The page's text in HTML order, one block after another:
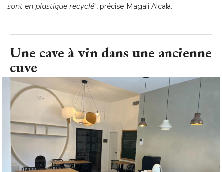
sont en plastique recyclé", précise Magali Alcala.
Une cave à vin dans une ancienne
cuve